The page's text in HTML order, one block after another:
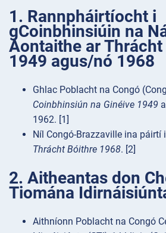
1. Rannpháirtíocht i
gCoinbhinsiúin na
Aontaithe ar
1949 agus/nó 1968
Ghlac Poblacht na Congó
Coinbhinsiún na Ginéive 1949
1962. [1]
Níl Congó-Brazzaville ina páirtí i
Thrácht Bóithre 1968. [2]
2. Aitheantas don
Tiomána
Aithníonn Poblacht na Congó